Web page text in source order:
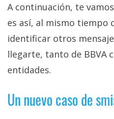
A continuación, te
es así, al mismo tiempo
identificar otros
llegarte, tanto de BBVA
entidades.
Un nuevo caso de